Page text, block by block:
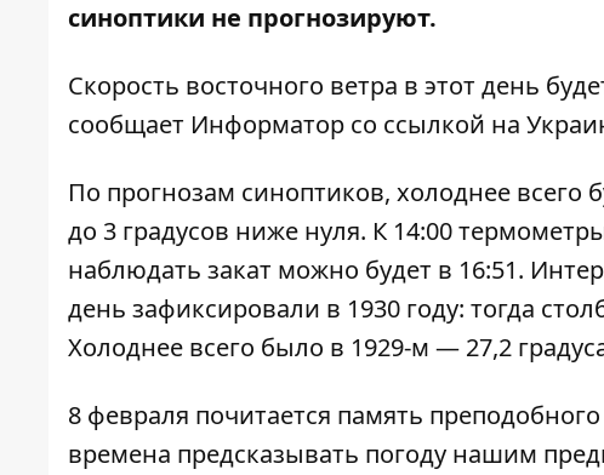
синоптики не прогнозируют.
Скорость восточного ветра в этот день
сообщает Информатор со ссылкой на
По прогнозам синоптиков, холоднее всего
до 3 градусов ниже нуля. К 14:00
наблюдать закат можно будет в 16:51.
день зафиксировали в 1930 году: тогда
Холоднее всего было в 1929-м — 27,2
8 февраля почитается память
времена предсказывать погоду нашим